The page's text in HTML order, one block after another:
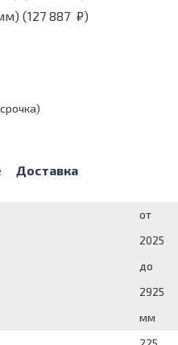
(127 887 ₽)
Доставка
от
2025
до
2925
мм